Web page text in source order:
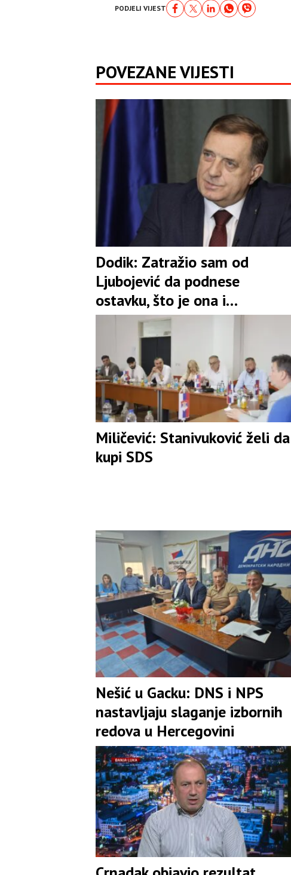
PODJELI VIJEST
POVEZANE VIJESTI
Dodik: Zatražio sam od
Ljubojević da podnese
ostavku, što je ona i
prihvatila
Miličević: Stanivuković želi da
kupi SDS
Nešić u Gacku: DNS i NPS
nastavljaju slaganje izbornih
redova u Hercegovini